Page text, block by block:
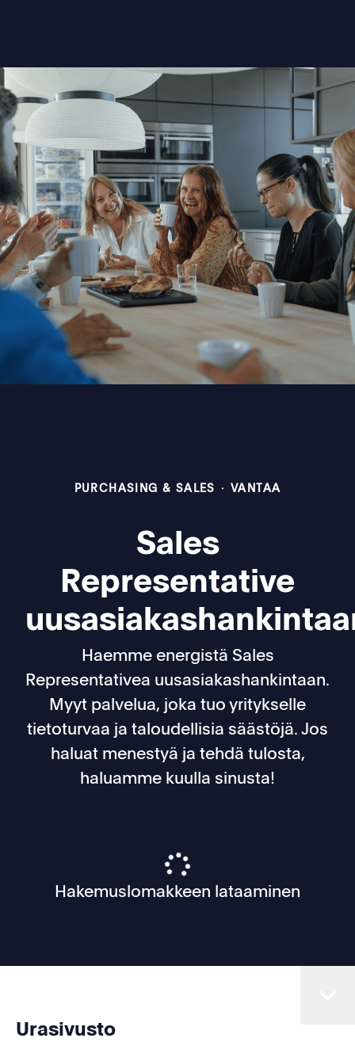
PURCHASING & SALES · VANTAA
Sales
Representative
Haemme energistä Sales
Representativea uusasiakashankintaan.
Myyt palvelua, joka tuo yritykselle
tietoturvaa ja taloudellisia säästöjä. Jos
haluat menestyä ja tehdä tulosta,
haluamme kuulla sinusta!
Hakemuslomakkeen lataaminen
Urasivusto